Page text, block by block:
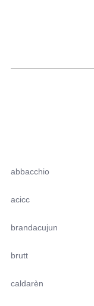
abbacchio
acicc
brandacujun
brutt
caldarèn